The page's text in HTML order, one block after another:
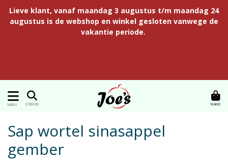
Lieve klant, vanaf maandag 3 augustus t/m maandag 24
augustus is de webshop en winkel gesloten vanwege de
vakantie periode.
MENU ZOEKEN MAND
Sap wortel sinasappel
gember